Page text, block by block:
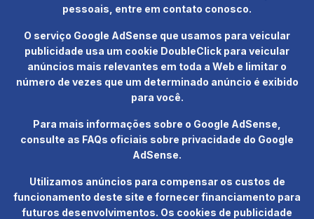
pessoais, entre em contato conosco.
O serviço Google AdSense que usamos para veicular
publicidade usa um cookie DoubleClick para veicular
anúncios mais relevantes em toda a Web e limitar o
número de vezes que um determinado anúncio é exibido
para você.
Para mais informações sobre o Google AdSense,
consulte as FAQs oficiais sobre privacidade do Google
AdSense.
Utilizamos anúncios para compensar os custos de
funcionamento deste site e fornecer financiamento para
futuros desenvolvimentos. Os cookies de publicidade